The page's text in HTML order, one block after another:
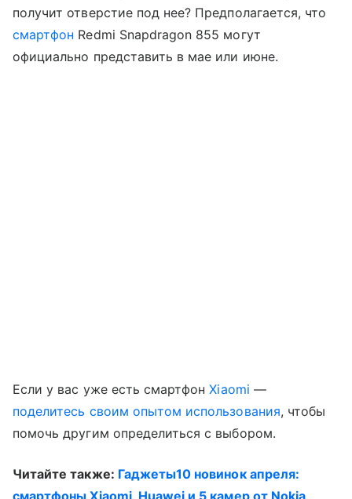
получит отверстие под нее? Предполагается, что
смартфон Redmi Snapdragon 855 могут
официально представить в мае или июне.
Если у вас уже есть смартфонXiaomi —
поделитесь своим опытом использования, чтобы
помочь другим определиться с выбором.
Читайте также: Гаджеты10 новинок апреля: